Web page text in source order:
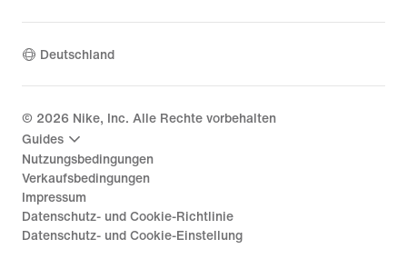
Deutschland
© 2026 Nike, Inc. Alle Rechte vorbehalten
Guides
Nutzungsbedingungen
Verkaufsbedingungen
Impressum
Datenschutz- und Cookie-Richtlinie
Datenschutz- und Cookie-Einstellung